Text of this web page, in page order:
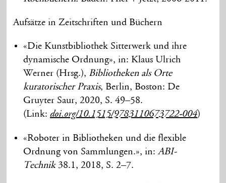
Aufsätze in Zeitschriften und Büchern
«Die Kunstbibliothek Sitterwerk und ihre
dynamische Ordnung», in: Klaus Ulrich
Werner (Hrsg.), Bibliotheken als Orte
kuratorischer Praxis, Berlin, Boston: De
Gruyter Saur, 2020, S. 49–58.
(Link:doi.org/10.1515/9783110673722-004)
«Roboter in Bibliotheken und die flexible
Ordnung von Sammlungen.», in:ABI-
Technik38.1, 2018, S. 2–7.